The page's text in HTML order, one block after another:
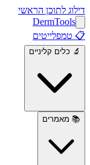
דילוג לתוכן הראשי
DermTools
📋 טמפלייטים
🔬 כלים קליניים
📚 מאמרים